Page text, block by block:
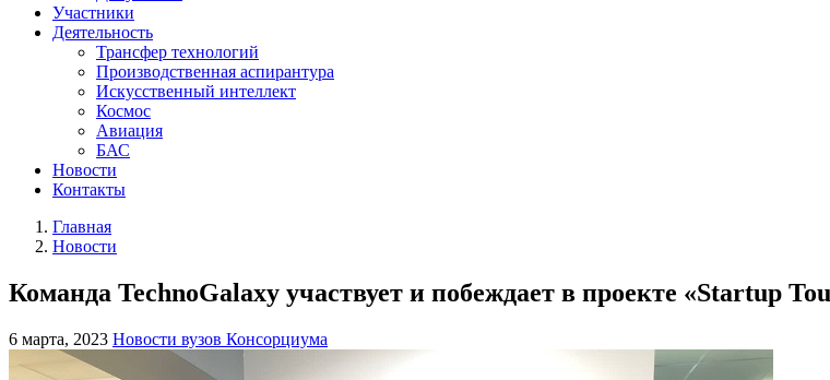
Участники
Деятельность
Трансфер технологий
Производственная аспирантура
Искусственный интеллект
Космос
Авиация
БАС
Новости
Контакты
Главная
Новости
Команда TechnoGalaxy участвует и побеждает в проекте «Startup
6 марта, 2023 Новости вузов Консорциума